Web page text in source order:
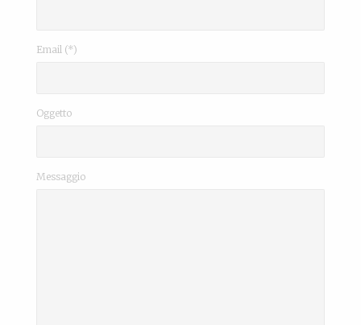
Email (*)
Oggetto
Messaggio